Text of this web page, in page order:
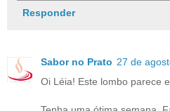
Responder
Sabor no Prato 27 de
Oi Léia! Este lombo parece